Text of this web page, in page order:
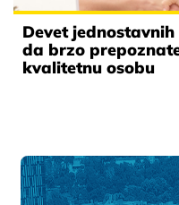
Devet
da brzo
kvalitetnu osobu